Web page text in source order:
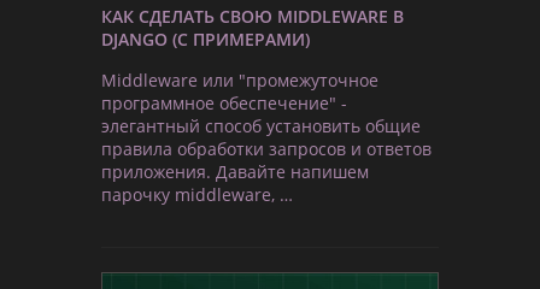
КАК СДЕЛАТЬ СВОЮ MIDDLEWARE В
DJANGO (С ПРИМЕРАМИ)
Middleware или "промежуточное
программное обеспечение" -
элегантный способ установить общие
правила обработки запросов и ответов
приложения. Давайте напишем
парочку middleware, …